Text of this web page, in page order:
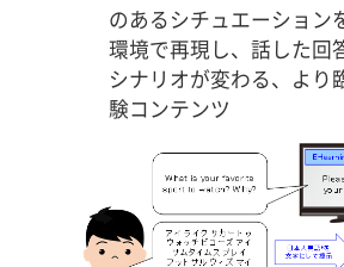
のあるシチュエーション
環境で再現し、話した回
シナリオが変わる、より
験コンテンツ